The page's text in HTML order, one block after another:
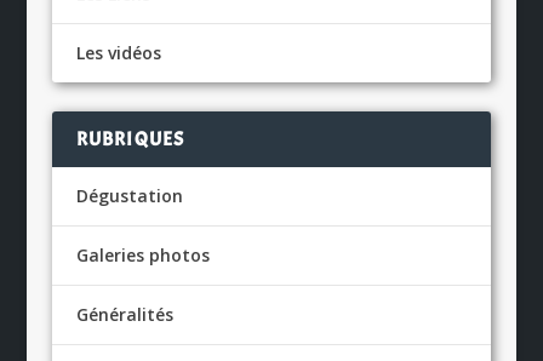
Les vidéos
RUBRIQUES
Dégustation
Galeries photos
Généralités